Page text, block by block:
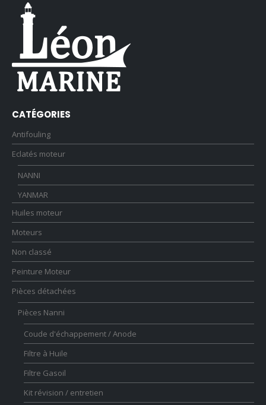
CATÉGORIES
Antifouling
Eclatés moteur
NANNI
YANMAR
Huiles moteur
Moteurs
Non classé
Peinture Moteur
Pièces détachées
Pièces Nanni
Coude d'échappement / Anode
Filtre à Huile
Filtre Gasoil
Kit révision / entretien